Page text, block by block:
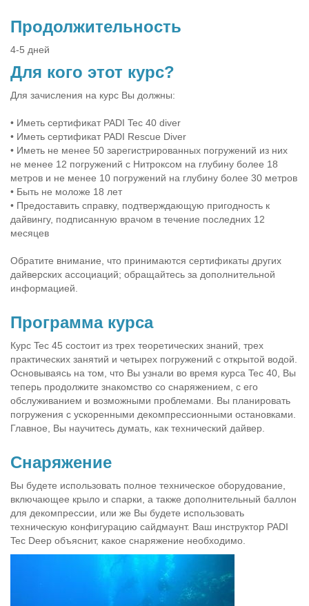
Продолжительность
4-5 дней
Для кого этот курс?
Для зачисления на курс Вы должны:
• Иметь сертификат PADI Tec 40 diver
• Иметь сертификат PADI Rescue Diver
• Иметь не менее 50 зарегистрированных погружений из них
не менее 12 погружений с Нитроксом на глубину более 18
метров и не менее 10 погружений на глубину более 30 метров
• Быть не моложе 18 лет
• Предоставить справку, подтверждающую пригодность к
дайвингу, подписанную врачом в течение последних 12
месяцев
Обратите внимание, что принимаются сертификаты других
дайверских ассоциаций; обращайтесь за дополнительной
информацией.
Программа курса
Курс Tec 45 состоит из трех теоретических знаний, трех
практических занятий и четырех погружений с открытой водой.
Основываясь на том, что Вы узнали во время курса Tec 40, Вы
теперь продолжите знакомство со снаряжением, с его
обслуживанием и возможными проблемами. Вы планировать
погружения с ускоренными декомпрессионными остановками.
Главное, Вы научитесь думать, как технический дайвер.
Cнаряжение
Вы будете использовать полное техническое оборудование,
включающее крыло и спарки, а также дополнительный баллон
для декомпрессии, или же Вы будете использовать
техническую конфигурацию сайдмаунт. Ваш инструктор PADI
Tec Deep объяснит, какое снаряжение необходимо.